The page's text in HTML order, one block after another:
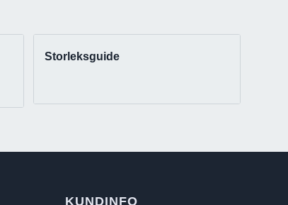
Storleksguide
KUNDINFO